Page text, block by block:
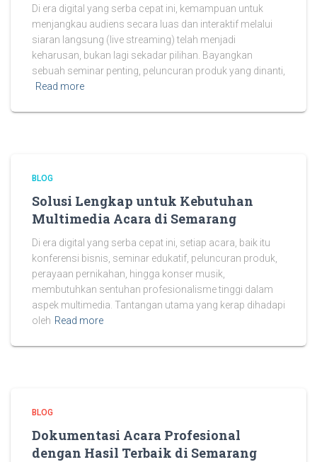
Di era digital yang serba cepat ini, kemampuan untuk
menjangkau audiens secara luas dan interaktif melalui
siaran langsung (live streaming) telah menjadi
keharusan, bukan lagi sekadar pilihan. Bayangkan
sebuah seminar penting, peluncuran produk yang dinanti,
Read more
BLOG
Solusi Lengkap untuk Kebutuhan
Multimedia Acara di Semarang
Di era digital yang serba cepat ini, setiap acara, baik itu
konferensi bisnis, seminar edukatif, peluncuran produk,
perayaan pernikahan, hingga konser musik,
membutuhkan sentuhan profesionalisme tinggi dalam
aspek multimedia. Tantangan utama yang kerap dihadapi
oleh Read more
BLOG
Dokumentasi Acara Profesional
dengan Hasil Terbaik di Semarang